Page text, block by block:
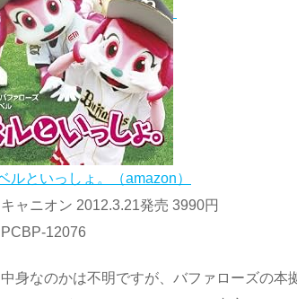
ルといっしょ。（amazon）
ャニオン 2012.3.21発売 3990円
12076
身なのかは不明ですが、バファローズの本